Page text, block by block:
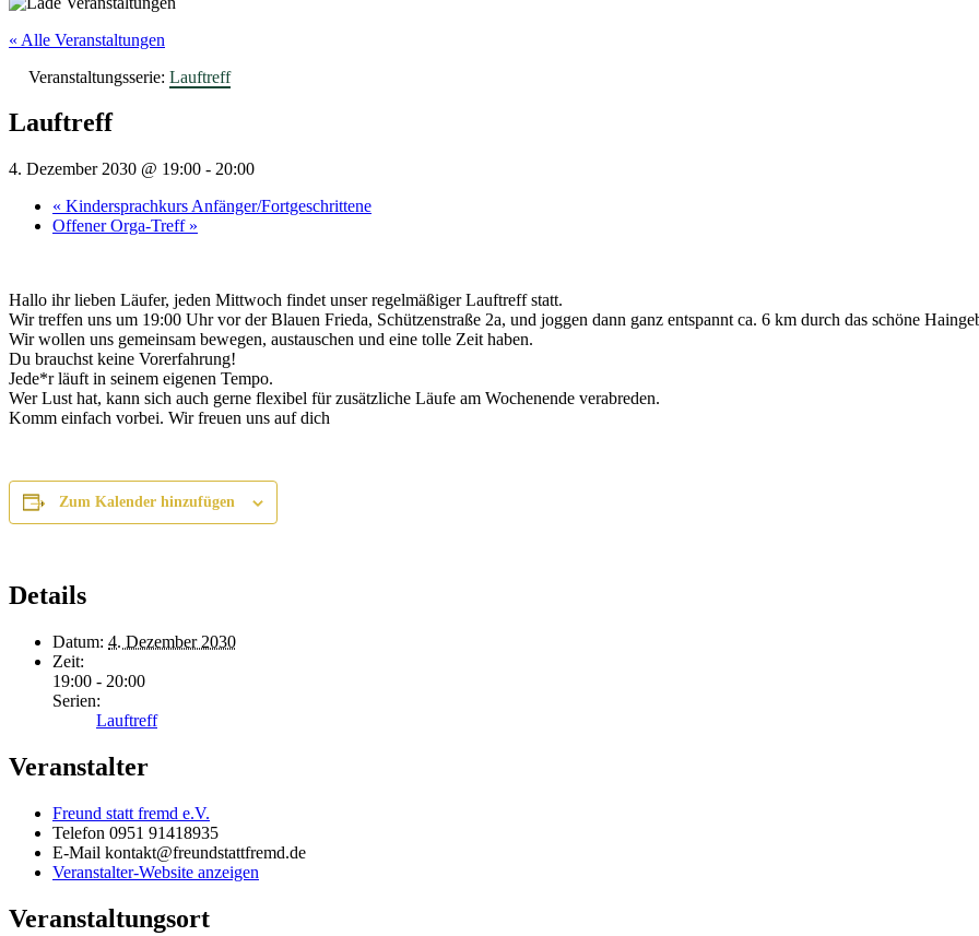
« Alle Veranstaltungen
Veranstaltungsserie: Lauftreff
Lauftreff
4. Dezember 2030 @ 19:00 - 20:00
« Kindersprachkurs Anfänger/Fortgeschrittene
Offener Orga-Treff »
Hallo ihr lieben Läufer, jeden Mittwoch findet unser regelmäßiger Lauftreff statt.
Wir treffen uns um 19:00 Uhr vor der Blauen Frieda, Schützenstraße 2a, und joggen dann ganz entspannt ca. 6 km durch das schöne
Wir wollen uns gemeinsam bewegen, austauschen und eine tolle Zeit haben.
Du brauchst keine Vorerfahrung!
Jede*r läuft in seinem eigenen Tempo.
Wer Lust hat, kann sich auch gerne flexibel für zusätzliche Läufe am Wochenende verabreden.
Komm einfach vorbei. Wir freuen uns auf dich
Zum Kalender hinzufügen
Details
Datum: 4. Dezember 2030
Zeit:
19:00 - 20:00
Serien:
Lauftreff
Veranstalter
Freund statt fremd e.V.
Telefon 0951 91418935
E-Mail kontakt@freundstattfremd.de
Veranstalter-Website anzeigen
Veranstaltungsort